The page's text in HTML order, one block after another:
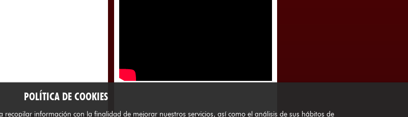
POLÍTICA DE COOKIES
recopilar información con la finalidad de mejorar nuestros servicios, así como el análisis de sus hábitos de